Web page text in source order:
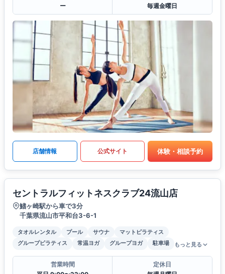
ー
毎週金曜日
店舗情報 公式サイト 体験・相談予約
セントラルフィットネスクラブ24流山店
鰭ヶ崎駅から車で3分
千葉県流山市平和台3-6-1
タオルレンタル プール サウナ
マットピラティス
グループピラティス
常温ヨガ グループヨガ 駐車場 もっと見る
営業時間
定休日